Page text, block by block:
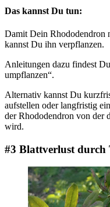
Das kannst Du tun:
Damit Dein Rhododendron
kannst Du ihn verpflanzen.
Anleitungen dazu findest
umpflanzen“.
Alternativ kannst Du
aufstellen oder langfristig
der Rhododendron von der
wird.
#3 Blattverlust durch